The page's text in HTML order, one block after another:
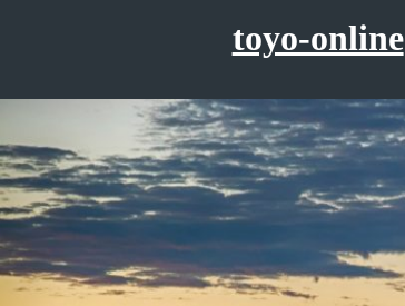
へ
ス
キ
ッ
プ
toyo-online